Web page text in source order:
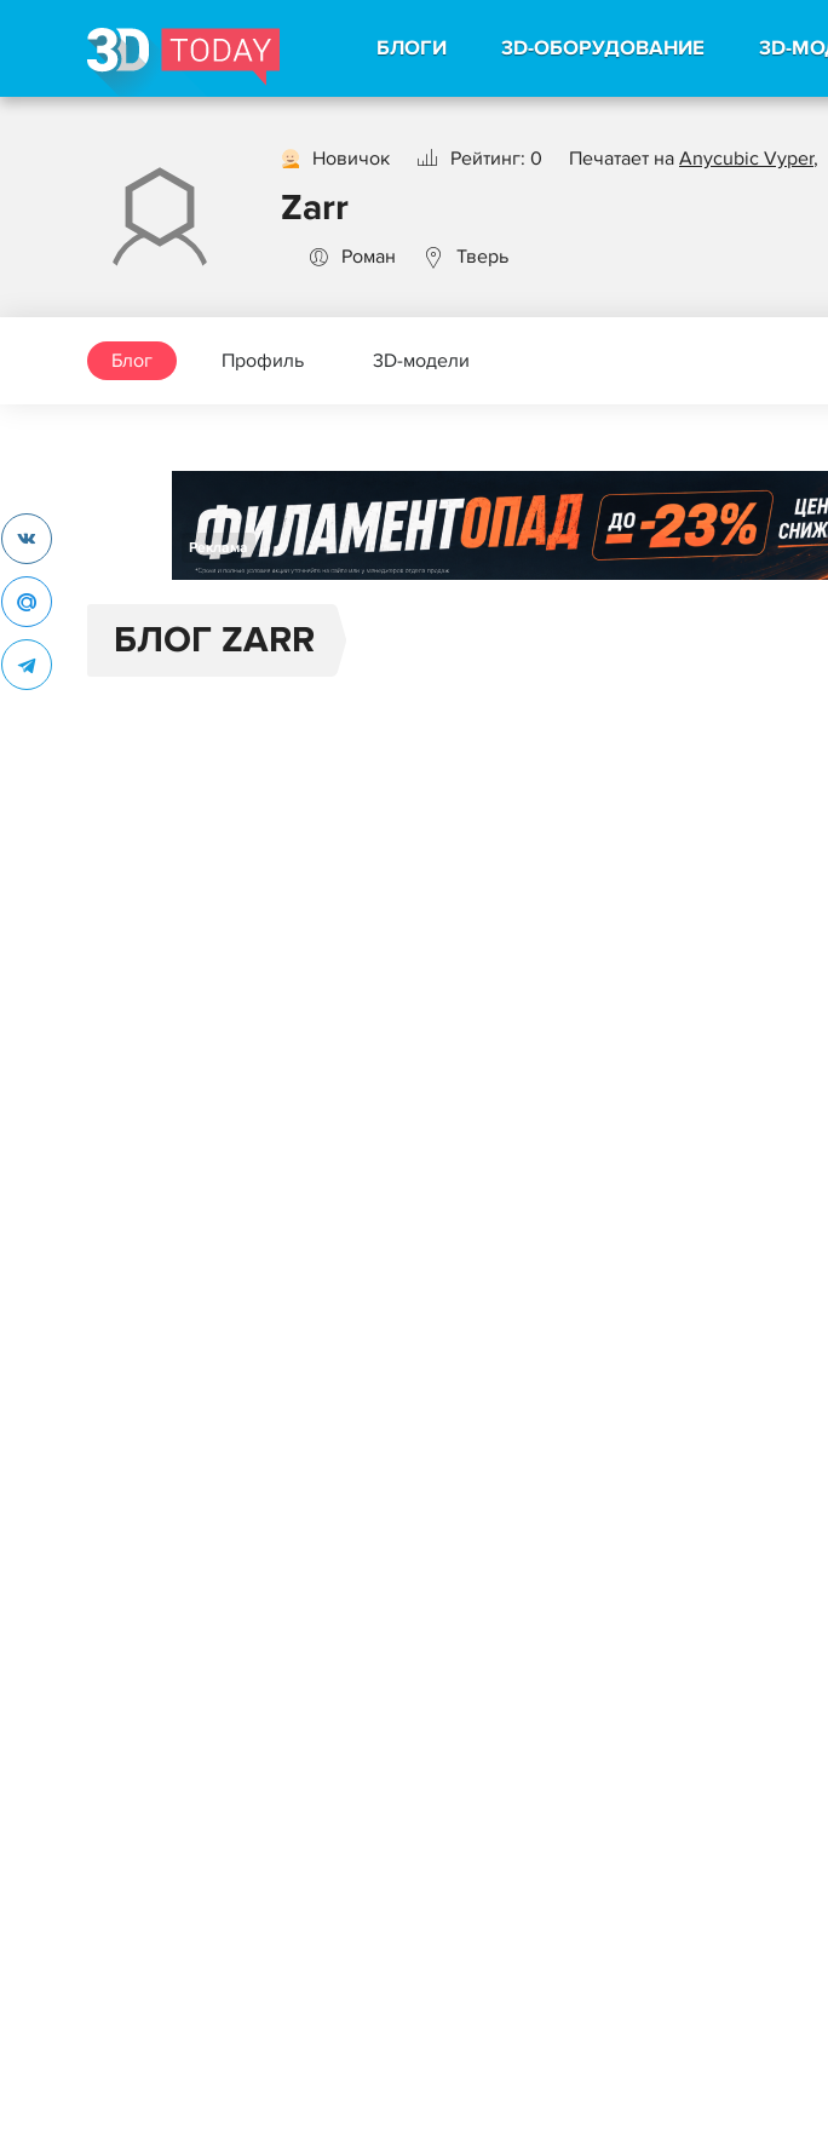
БЛОГИ 3D-ОБОРУДОВАНИЕ 3D-
Новичок Рейтинг: 0 Печатает на Anycubic Vyper,
Zarr
Роман Тверь
Блог Профиль 3D-модели
Реклама
БЛОГ ZARR